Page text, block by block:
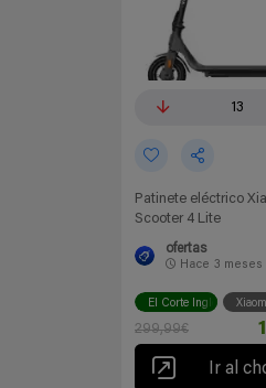
13
Patinete eléctrico
Scooter 4 Lite
ofertas
Hace 3 meses
El Corte Inglés
299,99€
Ir al